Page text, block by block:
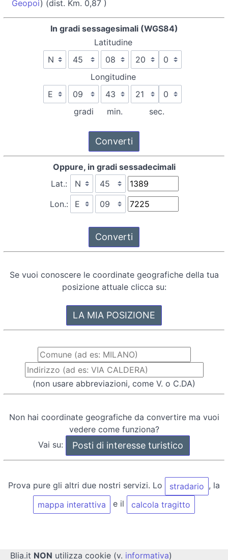
Geopoi) (dist. Km. 0,87 )
In gradi sessagesimali (WGS84)
Latitudine
Longitudine
gradi min. sec.
Oppure, in gradi sessadecimali
Lat.:
Lon.:
Se vuoi conoscere le coordinate geografiche della tua
posizione attuale clicca su:
(non usare abbreviazioni, come V. o C.DA)
Non hai coordinate geografiche da convertire ma vuoi
vedere come funziona?
Vai su:
Prova pure gli altri due nostri servizi. Lo stradario , la
mappa interattiva
e il calcola tragitto
Blia.it NON utilizza cookie (v. informativa)